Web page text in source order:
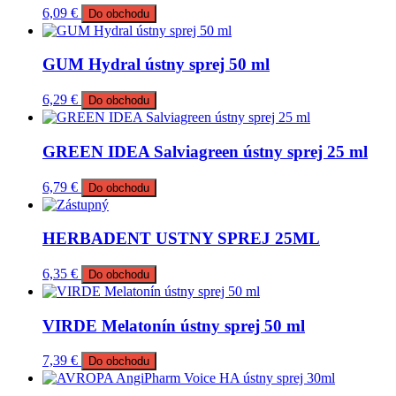
6,09 € Do obchodu
GUM Hydral ústny sprej 50 ml
6,29 € Do obchodu
GREEN IDEA Salviagreen ústny sprej 25 ml
6,79 € Do obchodu
HERBADENT USTNY SPREJ 25ML
6,35 € Do obchodu
VIRDE Melatonín ústny sprej 50 ml
7,39 € Do obchodu